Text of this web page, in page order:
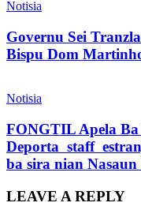
Notisia
Governu Sei
Bispu Dom
Notisia
FONGTIL Apela Ba
Deporta staff
ba sira nian
LEAVE A REPLY